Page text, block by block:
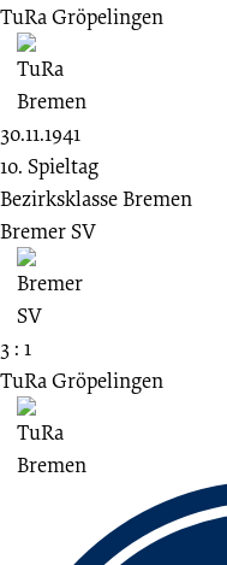
TuRa Gröpelingen
30.11.1941
10. Spieltag
Bezirksklasse Bremen
Bremer SV
3 : 1
TuRa Gröpelingen